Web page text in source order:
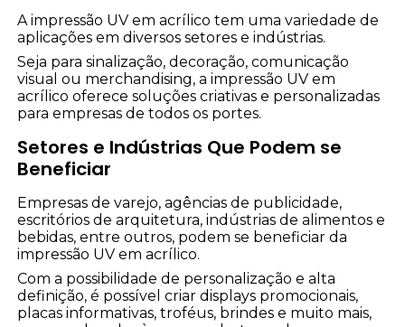
A impressão UV em acrílico tem uma variedade de
aplicações em diversos setores e indústrias.
Seja para sinalização, decoração, comunicação
visual ou merchandising, a impressão UV em
acrílico oferece soluções criativas e personalizadas
para empresas de todos os portes.
Setores e Indústrias Que Podem se
Beneficiar
Empresas de varejo, agências de publicidade,
escritórios de arquitetura, indústrias de alimentos e
bebidas, entre outros, podem se beneficiar da
impressão UV em acrílico.
Com a possibilidade de personalização e alta
definição, é possível criar displays promocionais,
placas informativas, troféus, brindes e muito mais,